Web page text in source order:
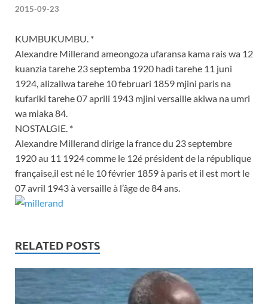
2015-09-23
KUMBUKUMBU. *
Alexandre Millerand ameongoza ufaransa kama rais wa 12
kuanzia tarehe 23 septemba 1920 hadi tarehe 11 juni
1924, alizaliwa tarehe 10 februari 1859 mjini paris na
kufariki tarehe 07 aprili 1943 mjini versaille akiwa na umri
wa miaka 84.
NOSTALGIE. *
Alexandre Millerand dirige la france du 23 septembre
1920 au 11 1924 comme le 12é président de la république
française,il est né le 10 février 1859 à paris et il est mort le
07 avril 1943 à versaille à l’âge de 84 ans.
RELATED POSTS